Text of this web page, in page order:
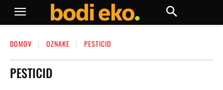
DOMOV OZNAKE PESTICID
PESTICID